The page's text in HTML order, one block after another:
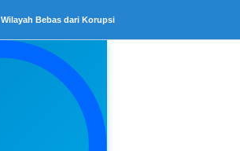
Wilayah Bebas dari Korupsi